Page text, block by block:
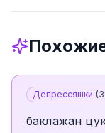
Депрессяшки (
баклажан